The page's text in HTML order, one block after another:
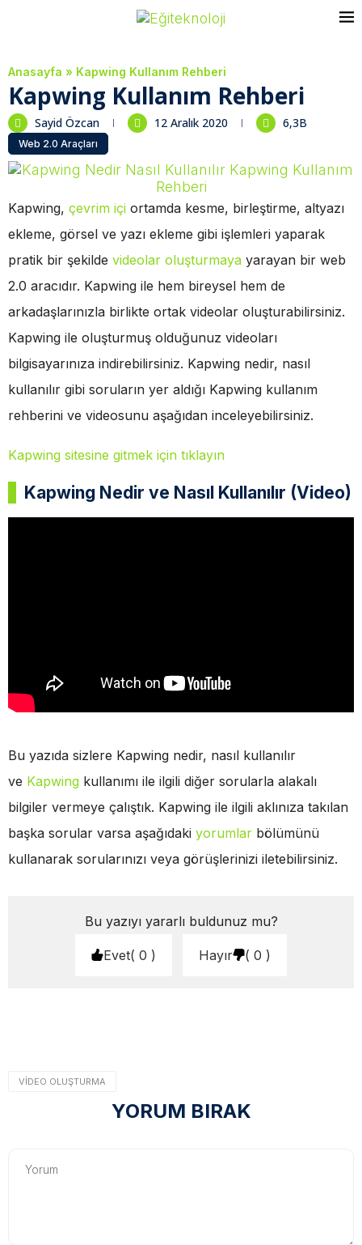
Anasayfa » Kapwing Kullanım Rehberi
Kapwing Kullanım Rehberi
Sayid Özcan 12 Aralık 2020 6,3B
Web 2.0 Araçları
Kapwing, çevrim içi ortamda kesme, birleştirme, altyazı
ekleme, görsel ve yazı ekleme gibi işlemleri yaparak
pratik bir şekilde videolar oluşturmaya yarayan bir web
2.0 aracıdır. Kapwing ile hem bireysel hem de
arkadaşlarınızla birlikte ortak videolar oluşturabilirsiniz.
Kapwing ile oluşturmuş olduğunuz videoları
bilgisayarınıza indirebilirsiniz. Kapwing nedir, nasıl
kullanılır gibi soruların yer aldığı Kapwing kullanım
rehberini ve videosunu aşağıdan inceleyebilirsiniz.
Kapwing sitesine gitmek için tıklayın
Kapwing Nedir ve Nasıl Kullanılır (Video)
Bu yazıda sizlere Kapwing nedir, nasıl kullanılır
ve Kapwing kullanımı ile ilgili diğer sorularla alakalı
bilgiler vermeye çalıştık. Kapwing ile ilgili aklınıza takılan
başka sorular varsa aşağıdaki yorumlar bölümünü
kullanarak sorularınızı veya görüşlerinizi iletebilirsiniz.
Bu yazıyı yararlı buldunuz mu?
Evet 0 Hayır 0
VIDEO OLUŞTURMA
YORUM BIRAK